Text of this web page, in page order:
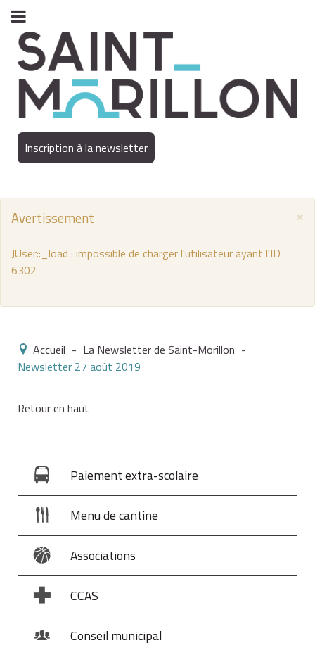
Inscription à la newsletter
×
Avertissement
JUser::_load : impossible de charger l'utilisateur ayant l'ID
6302
Accueil - La Newsletter de Saint-Morillon -
Newsletter 27 août 2019
Retour en haut
Paiement extra-scolaire
Menu de cantine
Associations
CCAS
Conseil municipal